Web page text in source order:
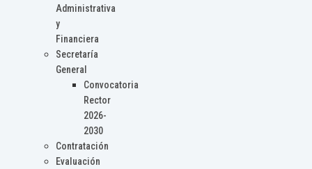
Administrativa
y
Financiera
Secretaría
General
Convocatoria
Rector
2026-
2030
Contratación
Evaluación